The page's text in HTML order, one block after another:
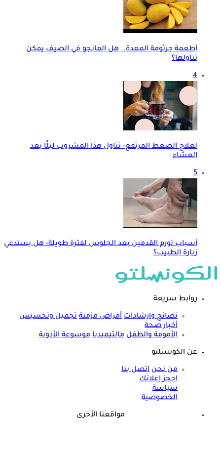
أطعمة جرثومة المعدة.. هل المانجو في الصيف يمكن
تناولها؟
4
لعلاج الضغط المرتفع- تناول هذا المشروب ليلًا بعد
العشاء
5
أسباب تورم القدمين بعد الجلوس لفترة طويلة- هل يستدعي
زيارة الطبيب؟
روابط سريعة
نصائح وارشادات أمراض مزمنة تجميل وتخسيس
أخبار صحة
الأمومة والطفل مالتيميديا موسوعة الأدوية
عن الكونسلتو
من نحن اتصل بنا
احجز إعلانك
سياسة
الخصوصية
مواقعنا الأخرى